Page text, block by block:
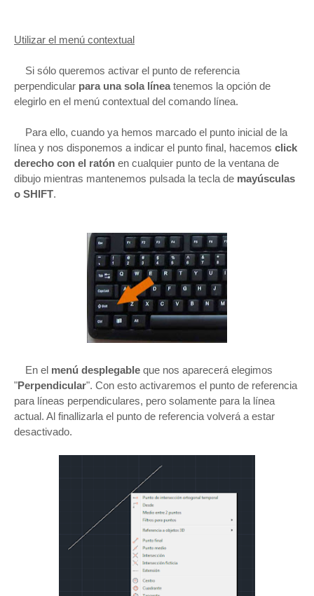
Utilizar el menú contextual
Si sólo queremos activar el punto de referencia
perpendicular para una sola líneatenemos la opción de
elegirlo en el menú contextual del comando línea.
Para ello, cuando ya hemos marcado el punto inicial de la
línea y nos disponemos a indicar el punto final, hacemos click
derecho con el ratón en cualquier punto de la ventana de
dibujo mientras mantenemos pulsada la tecla de mayúsculas
o SHIFT.
En el menú desplegable que nos aparecerá elegimos
"Perpendicular". Con esto activaremos el punto de referencia
para líneas perpendiculares, pero solamente para la línea
actual. Al finallizarla el punto de referencia volverá a estar
desactivado.